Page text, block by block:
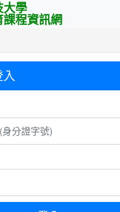
大學
程資訊網
入